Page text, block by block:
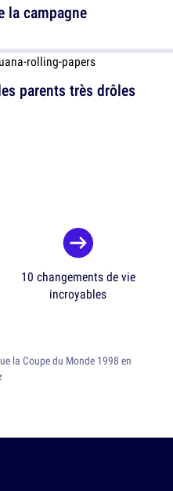
parents très drôles
la campagne
10 changements de vie
incroyables
la Coupe du Monde 1998 en